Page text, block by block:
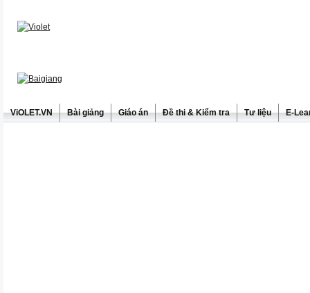
ViOLET.VN Bài giảng Giáo án Đề thi & Kiểm tra Tư liệu E-